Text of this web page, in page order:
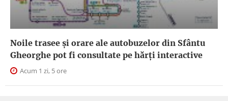
Noile trasee și orare ale autobuzelor din Sfântu
Gheorghe pot fi consultate pe hărți interactive
Acum 1 zi, 5 ore